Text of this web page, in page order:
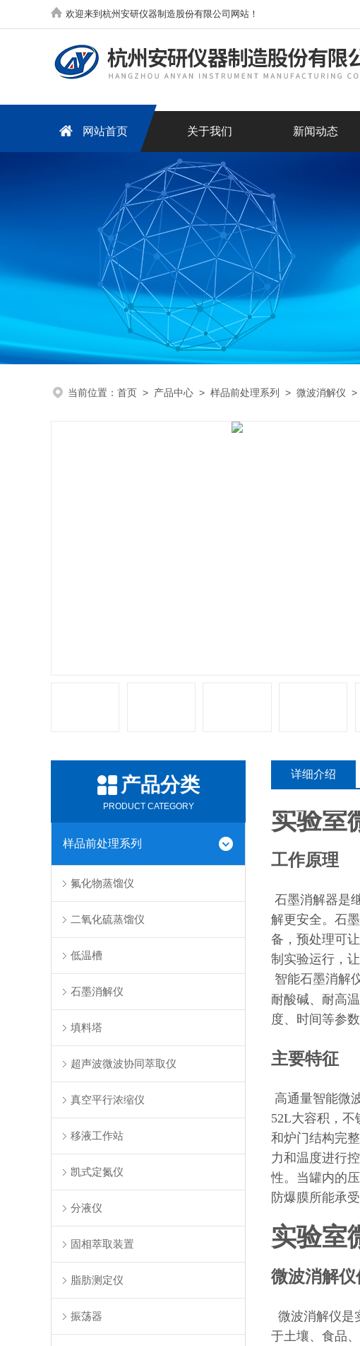
欢迎来到杭州安研仪器制造股份有限公司网站！
网站首页 关于我们 新闻动态
当前位置： 首页 > 产品中心 > 样品前处理系列 > 微波消解仪 >
产品分类
PRODUCT CATEGORY
样品前处理系列
氟化物蒸馏仪
二氧化硫蒸馏仪
低温槽
石墨消解仪
填料塔
超声波微波协同萃取仪
真空平行浓缩仪
移液工作站
凯式定氮仪
分液仪
固相萃取装置
脂肪测定仪
振荡器
详细介绍
实验室
工作原理
石墨消解器是
解更安全。石
备，预处理可
制实验运行，
智能石墨消解
耐酸碱、耐高
度、时间等参
主要特征
高通量智能微
52L大容积，
和炉门结构完
力和温度进行
性。当罐内的
防爆膜所能承
实验室
微波消解
微波消解仪是
于土壤、食品